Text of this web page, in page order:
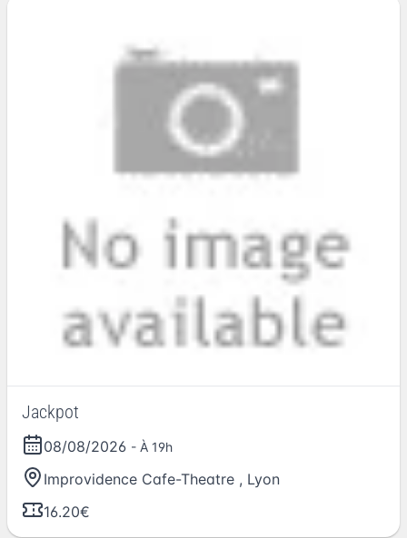
Jackpot
08/08/2026 - À 19h
Improvidence Cafe-Theatre , Lyon
16.20€